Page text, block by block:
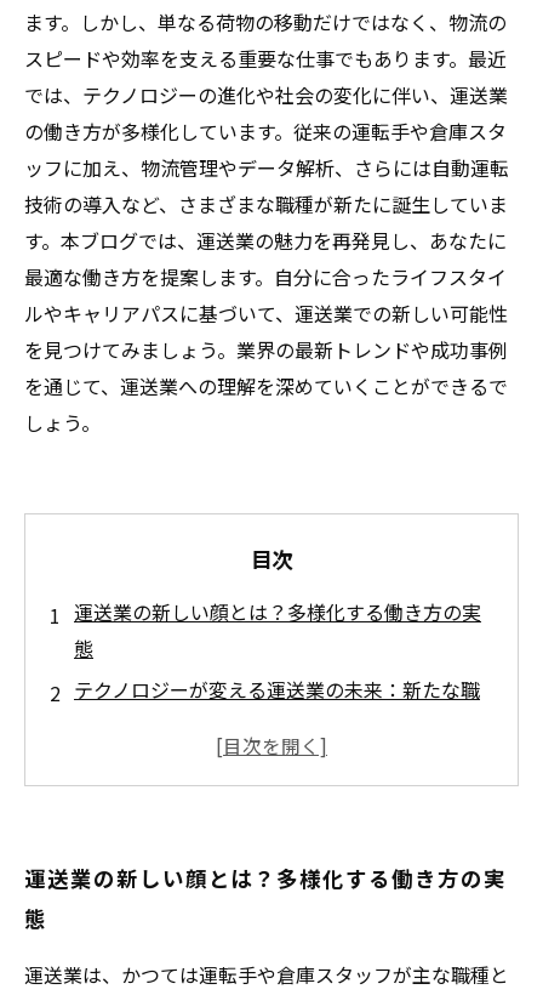
ます。しかし、単なる荷物の移動だけではなく、物流の
スピードや効率を支える重要な仕事でもあります。最近
では、テクノロジーの進化や社会の変化に伴い、運送業
の働き方が多様化しています。従来の運転手や倉庫スタ
ッフに加え、物流管理やデータ解析、さらには自動運転
技術の導入など、さまざまな職種が新たに誕生していま
す。本ブログでは、運送業の魅力を再発見し、あなたに
最適な働き方を提案します。自分に合ったライフスタイ
ルやキャリアパスに基づいて、運送業での新しい可能性
を見つけてみましょう。業界の最新トレンドや成功事例
を通じて、運送業への理解を深めていくことができるで
しょう。
目次
運送業の新しい顔とは？多様化する働き方の実
態
テクノロジーが変える運送業の未来：新たな職
物流管理やデータ解析の重要性：運送業でのキ
運送業の成功事例に学ぶ：魅力的な働き方の具
あなたにぴったりの運送業の働き方を見つける
運送業の新しい顔とは？多様化する働き方の実
態
運送業は、かつては運転手や倉庫スタッフが主な職種と